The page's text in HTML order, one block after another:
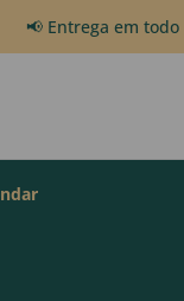
📢 Entrega em todo